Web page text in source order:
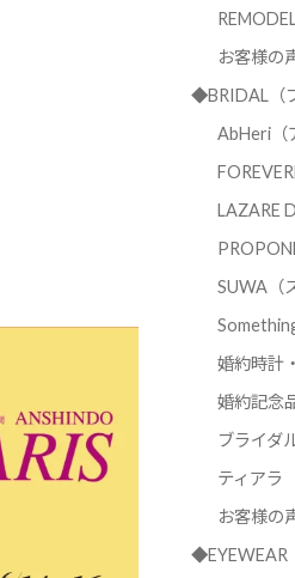
お客様の
◆BRIDAL（
AbHeri（
LAZARE
SUWA（
婚約時計
婚約記念
ブライダ
ティアラ
お客様の
◆EYEWEAR